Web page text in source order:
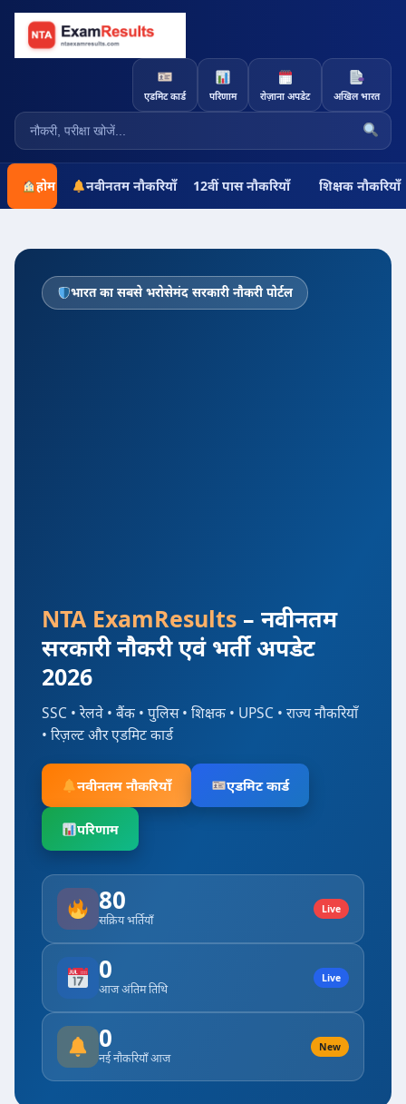
एडमिट कार्ड परिणाम रोज़ाना अपडेट अखिल भारत
होम नवीनतम नौकरियाँ 12वीं पास नौकरियाँ शिक्षक नौकरियाँ
भारत का सबसे भरोसेमंद सरकारी नौकरी पोर्टल
NTA ExamResults – नवीनतम
सरकारी नौकरी एवं भर्ती अपडेट
2026
SSC • रेलवे • बैंक • पुलिस • शिक्षक • UPSC • राज्य नौकरियाँ
• रिज़ल्ट और एडमिट कार्ड
नवीनतम नौकरियाँ एडमिट कार्ड
परिणाम
80
सक्रिय भर्तियाँ
Live
0
आज अंतिम तिथि
Live
0
नई नौकरियाँ आज
New